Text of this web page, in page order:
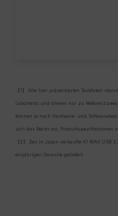
【1】 Alle hier präsentierten Testdaten
Labortests und dienen nur zu
können je nach Hardware- und
sich das Recht vor, Produktspezifikationen
【2】 Das in Japan verkaufte X1 MAX USB
einjährigen Garantie geliefert.